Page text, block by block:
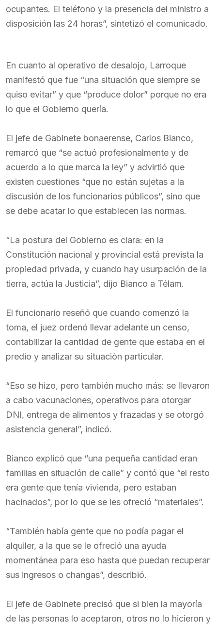
ocupantes. El teléfono y la presencia del ministro a
disposición las 24 horas”, sintetizó el comunicado.
En cuanto al operativo de desalojo, Larroque
manifestó que fue “una situación que siempre se
quiso evitar” y que “produce dolor” porque no era
lo que el Gobierno quería.
El jefe de Gabinete bonaerense, Carlos Bianco,
remarcó que “se actuó profesionalmente y de
acuerdo a lo que marca la ley” y advirtió que
existen cuestiones “que no están sujetas a la
discusión de los funcionarios públicos”, sino que
se debe acatar lo que establecen las normas.
“La postura del Gobierno es clara: en la
Constitución nacional y provincial está prevista la
propiedad privada, y cuando hay usurpación de la
tierra, actúa la Justicia”, dijo Bianco a Télam.
El funcionario reseñó que cuando comenzó la
toma, el juez ordenó llevar adelante un censo,
contabilizar la cantidad de gente que estaba en el
predio y analizar su situación particular.
“Eso se hizo, pero también mucho más: se llevaron
a cabo vacunaciones, operativos para otorgar
DNI, entrega de alimentos y frazadas y se otorgó
asistencia general”, indicó.
Bianco explicó que “una pequeña cantidad eran
familias en situación de calle” y contó que “el resto
era gente que tenía vivienda, pero estaban
hacinados”, por lo que se les ofreció “materiales”.
“También había gente que no podía pagar el
alquiler, a la que se le ofreció una ayuda
momentánea para eso hasta que puedan recuperar
sus ingresos o changas”, describió.
El jefe de Gabinete precisó que si bien la mayoría
de las personas lo aceptaron, otros no lo hicieron y